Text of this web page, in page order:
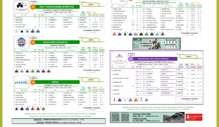
19/07 11:30 Uztailaren 19a / 19 de
25/07 11:30 Uztailaren 25a / 25 de
02/08 17:30 Abuztuaren 2a / 2 de
09/08 17:30 Abuztuaren 9a / 9 de
12/08 12:08 Abuztaren 12a / 12 de
15/08 17:05 Abuztuaren 15a / 15 de